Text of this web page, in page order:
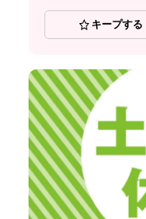
キープする